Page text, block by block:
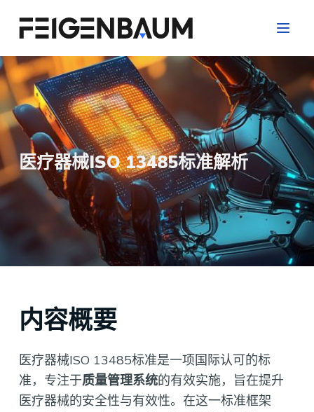
跳
过
内
容
医疗器械ISO 13485标准解析
内容概要
医疗器械ISO 13485标准是一项国际认可的标
准，专注于质量管理系统的有效实施，旨在提升
医疗器械的安全性与有效性。在这一标准框架